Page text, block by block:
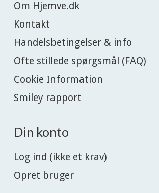
Om Hjemve.dk
Kontakt
Handelsbetingelser & info
Ofte stillede spørgsmål (FAQ)
Cookie Information
Smiley rapport
Din konto
Log ind (ikke et krav)
Opret bruger